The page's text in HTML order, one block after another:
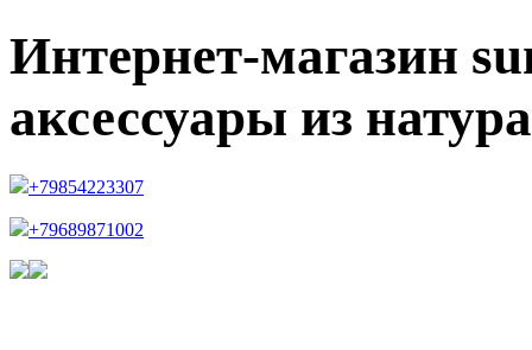
Интернет-магазин
аксессуары из
+79854223307
+79689871002